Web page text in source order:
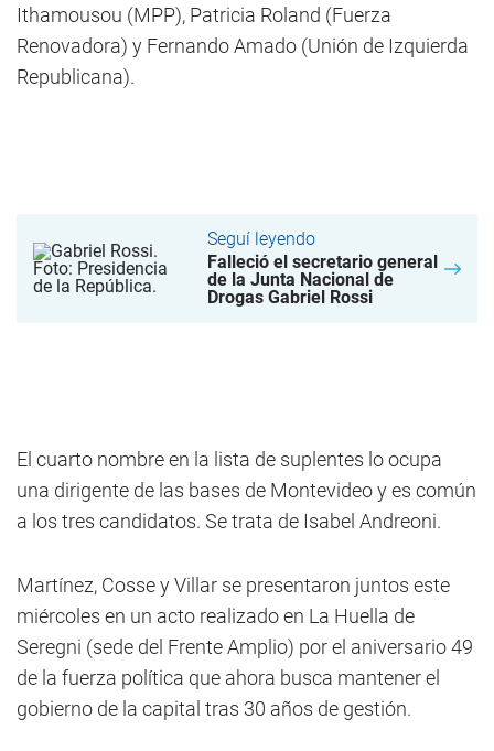
Ithamousou (MPP), Patricia Roland (Fuerza
Renovadora) y Fernando Amado (Unión de Izquierda
Republicana).
Seguí leyendo
Falleció el secretario general
de la Junta Nacional de
Drogas Gabriel Rossi
El cuarto nombre en la lista de suplentes lo ocupa
una dirigente de las bases de Montevideo y es común
a los tres candidatos. Se trata de Isabel Andreoni.
Martínez, Cosse y Villar se presentaron juntos este
miércoles en un acto realizado en La Huella de
Seregni (sede del Frente Amplio) por el aniversario 49
de la fuerza política que ahora busca mantener el
gobierno de la capital tras 30 años de gestión.